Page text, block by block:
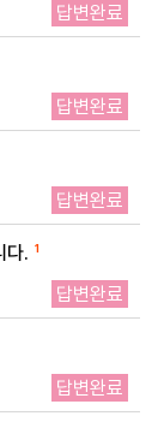
답변완료
답변완료
답변완료
다. 1
답변완료
답변완료